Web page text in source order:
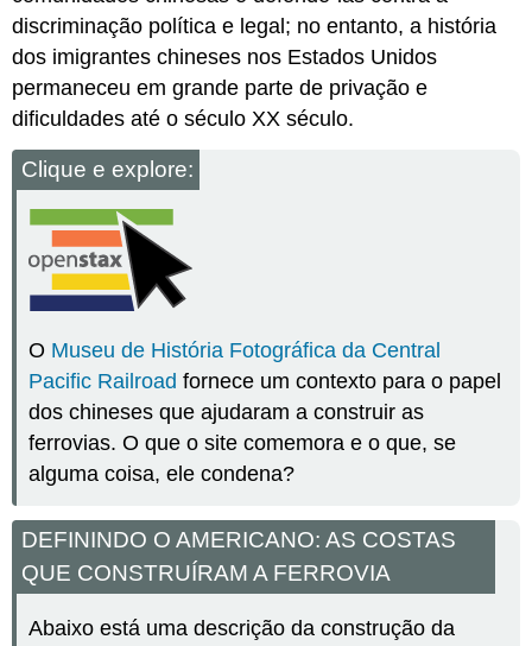
discriminação política e legal; no entanto, a história
dos imigrantes chineses nos Estados Unidos
permaneceu em grande parte de privação e
dificuldades até o século XX século.
Clique e explore:
O Museu de História Fotográfica da Central
Pacific Railroad fornece um contexto para o papel
dos chineses que ajudaram a construir as
ferrovias. O que o site comemora e o que, se
alguma coisa, ele condena?
DEFININDO O AMERICANO: AS COSTAS
QUE CONSTRUÍRAM A FERROVIA
Abaixo está uma descrição da construção da